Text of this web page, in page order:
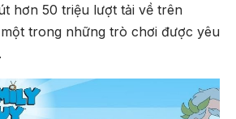
hơn 50 triệu lượt tải về trên
trong những trò chơi được yêu